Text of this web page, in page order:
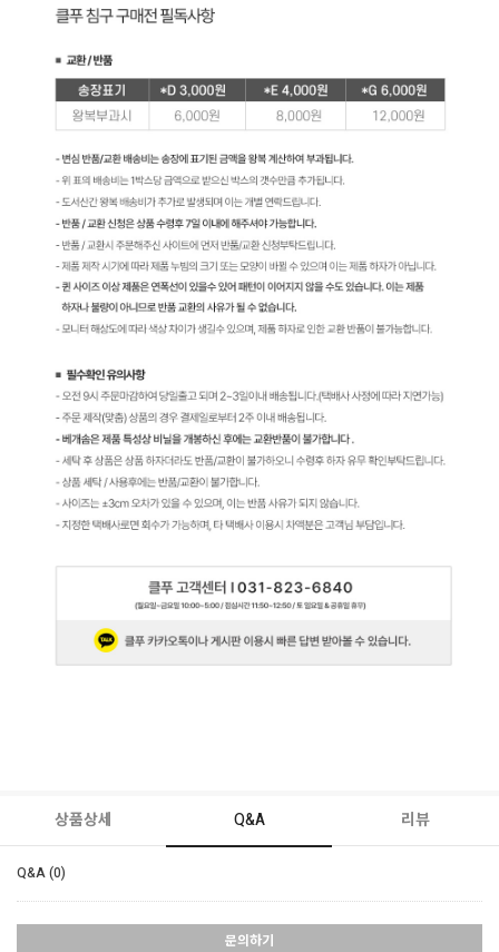
상품상세 Q&A 리뷰
Q&A (0)
문의하기